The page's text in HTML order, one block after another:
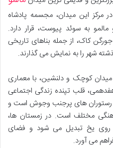
مرکز این میدان، مجسمه پادشاه
به سوئد پیوست، قرار دارد.
کاک، از جمله بناهای تاریخی
شهر را به نمایش می گذارند.
کوچک و دلنشین، با معماری
قلب تپنده زندگی اجتماعی
و رستوران های پرجنب وجوش است و
مختلف است. در زمستان ها،
یخ تبدیل می شود و فضای
می آورد.